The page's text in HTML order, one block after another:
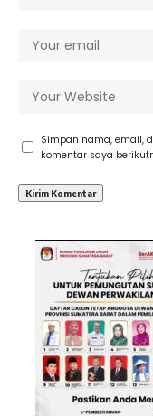
Simpan nama, email,
komentar saya